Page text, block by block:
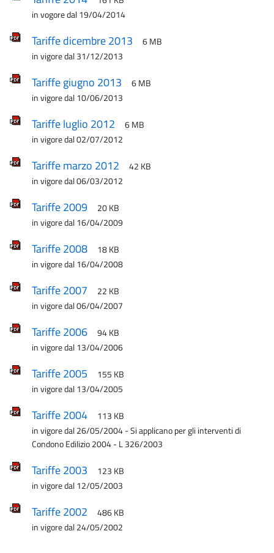
in vogore dal 19/04/2014
Tariffe dicembre 2013
6 MB
in vigore dal 31/12/2013
Tariffe giugno 2013
6 MB
in vigore dal 10/06/2013
Tariffe luglio 2012
6 MB
in vigore dal 02/07/2012
Tariffe marzo 2012
42 KB
in vigore dal 06/03/2012
Tariffe 2009
20 KB
in vigore dal 16/04/2009
Tariffe 2008
18 KB
in vigore dal 16/04/2008
Tariffe 2007
22 KB
in vigore dal 06/04/2007
Tariffe 2006
94 KB
in vigore dal 13/04/2006
Tariffe 2005
155 KB
in vigore dal 13/04/2005
Tariffe 2004
113 KB
in vigore dal 26/05/2004 - Si applicano per gli interventi di
Condono Edilizio 2004 - L 326/2003
Tariffe 2003
123 KB
in vigore dal 12/05/2003
Tariffe 2002
486 KB
in vigore dal 24/05/2002